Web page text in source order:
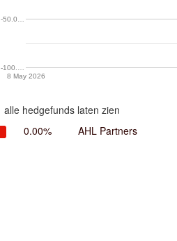
8 May 2026
-100.…
-50.0…
alle hedgefunds laten zien
0.00%
AHL Partners